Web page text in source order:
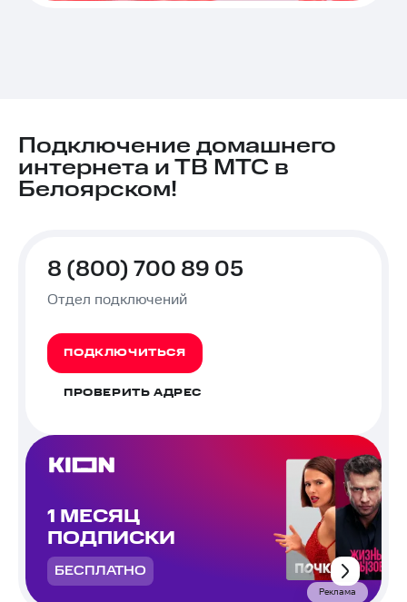
Подключение домашнего
интернета и ТВ МТС в
Белоярском!
8 (800) 700 89 05
Отдел подключений
ПОДКЛЮЧИТЬСЯ
ПРОВЕРИТЬ АДРЕС
1 МЕСЯЦ
ПОДПИСКИ
БЕСПЛАТНО
Реклама